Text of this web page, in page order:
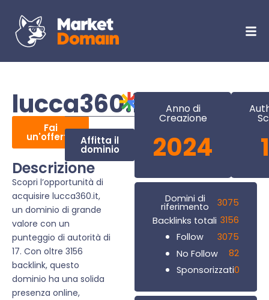
lucca360.it
Fai
un'offerta Affitta il
dominio
Descrizione
Scopri l’opportunità di
acquisire lucca360.it,
un dominio di grande
valore con un
punteggio di autorità di
17. Con oltre 3156
backlink, questo
dominio ha una solida
presenza online,
Anno di
Creazione
2024
Domini di
riferimento
3075
Backlinks totali 3156
Follow
3075
No Follow
82
Sponsorizzati0